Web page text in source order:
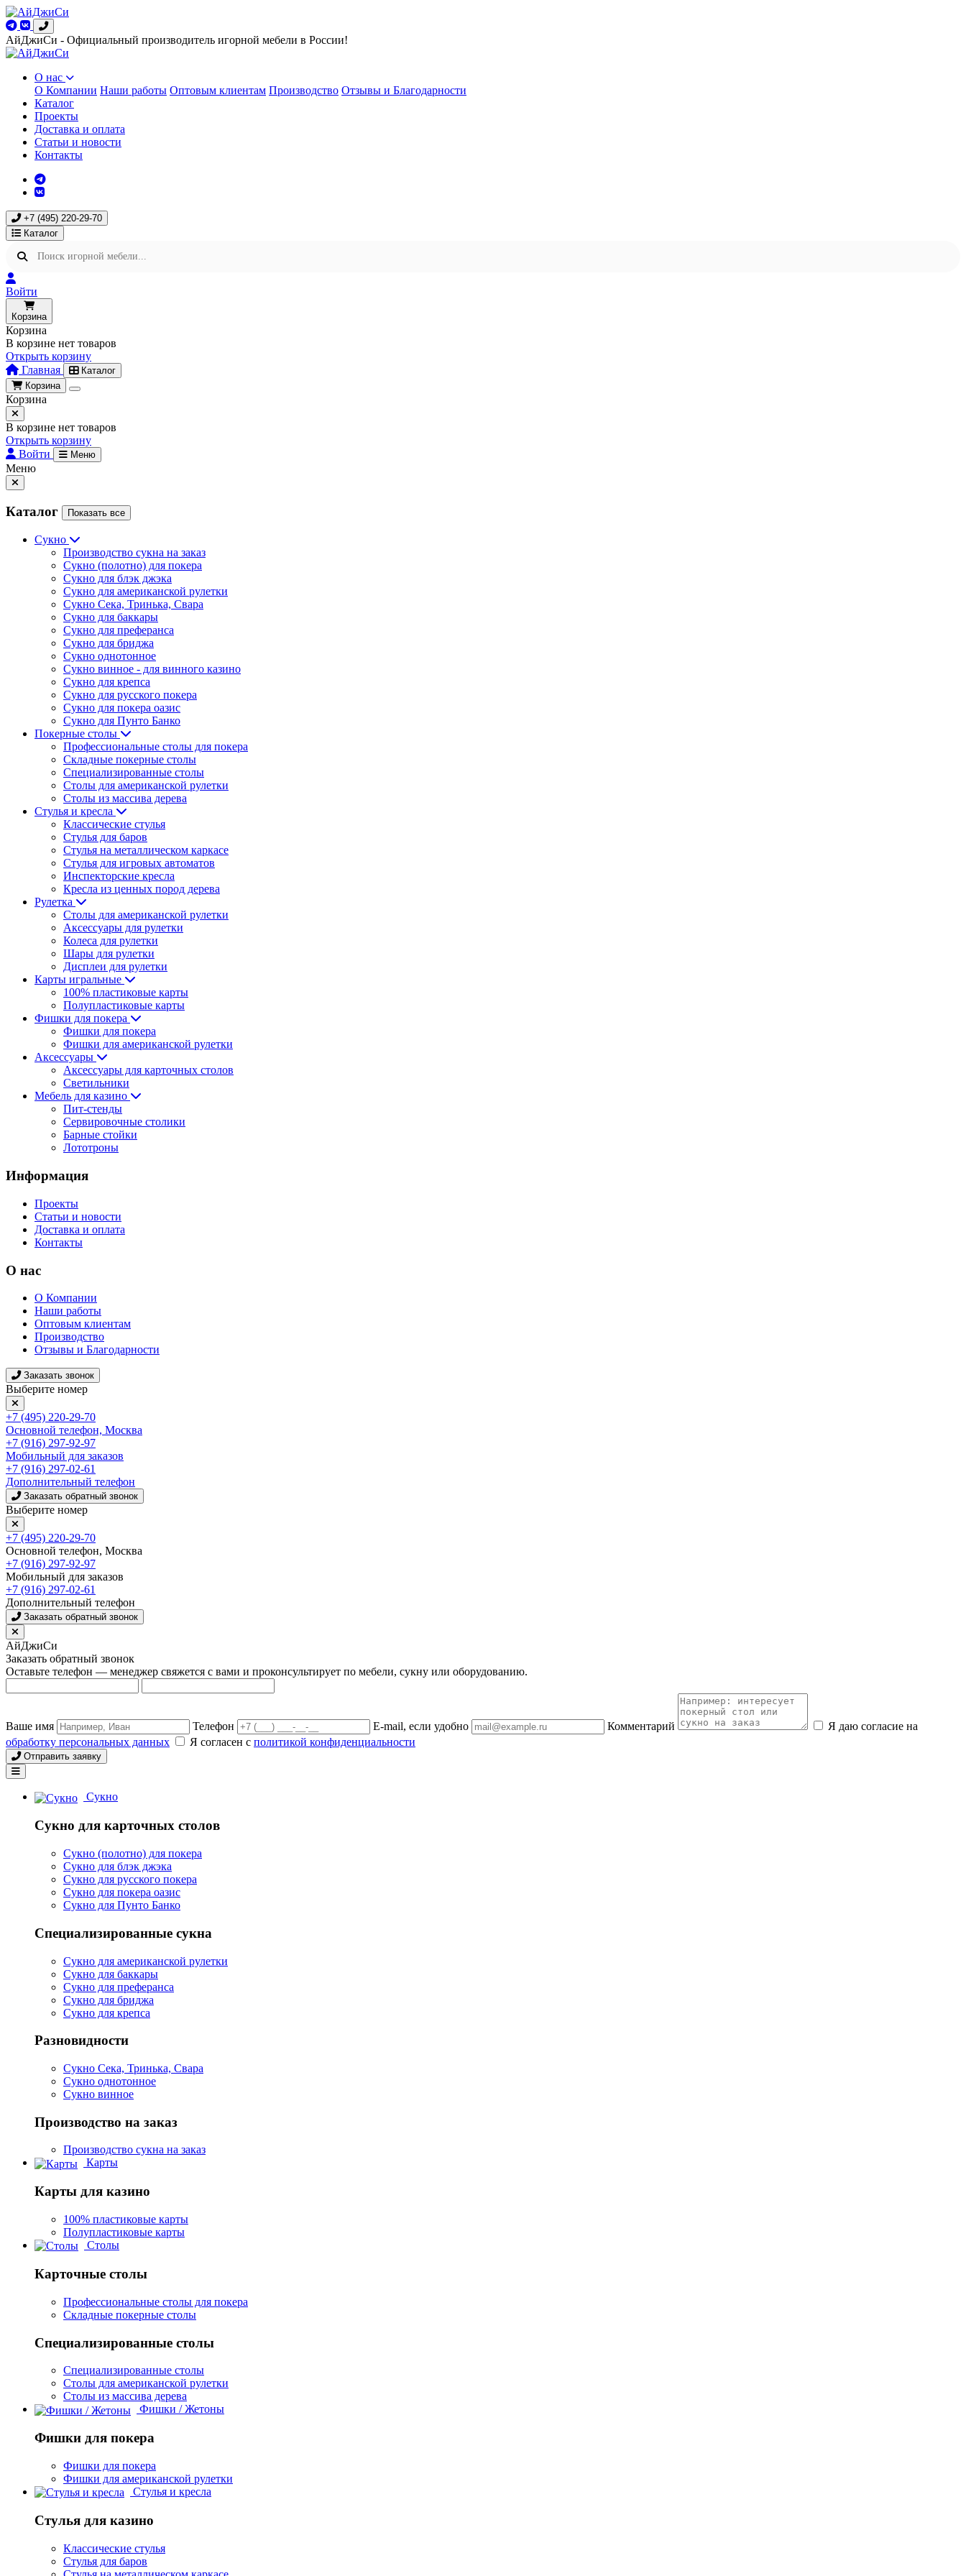
АйДжиСи - Официальный производитель игорной мебели в России!
О нас
О Компании Наши работы Оптовым клиентам Производство Отзывы и Благодарности
Каталог
Проекты
Доставка и оплата
Статьи и новости
Контакты
+7 (495) 220-29-70
Каталог
Войти
Корзина
Корзина
В корзине нет товаров
Открыть корзину
Главная
Каталог
Корзина
Корзина
В корзине нет товаров
Открыть корзину
Войти
Меню
Меню
Каталог Показать все
Сукно
Производство сукна на заказ
Сукно (полотно) для покера
Сукно для блэк джэка
Сукно для американской рулетки
Сукно Сека, Тринька, Свара
Сукно для баккары
Сукно для преферанса
Сукно для бриджа
Сукно однотонное
Сукно винное - для винного казино
Сукно для крепса
Сукно для русского покера
Сукно для покера оазис
Сукно для Пунто Банко
Покерные столы
Профессиональные столы для покера
Складные покерные столы
Специализированные столы
Столы для американской рулетки
Столы из массива дерева
Стулья и кресла
Классические стулья
Стулья для баров
Стулья на металлическом каркасе
Стулья для игровых автоматов
Инспекторские кресла
Кресла из ценных пород дерева
Рулетка
Столы для американской рулетки
Аксессуары для рулетки
Колеса для рулетки
Шары для рулетки
Дисплеи для рулетки
Карты игральные
100% пластиковые карты
Полупластиковые карты
Фишки для покера
Фишки для покера
Фишки для американской рулетки
Аксессуары
Аксессуары для карточных столов
Светильники
Мебель для казино
Пит-стенды
Сервировочные столики
Барные стойки
Лототроны
Информация
Проекты
Статьи и новости
Доставка и оплата
Контакты
О нас
О Компании
Наши работы
Оптовым клиентам
Производство
Отзывы и Благодарности
Заказать звонок
Выберите номер
+7 (495) 220-29-70
Основной телефон, Москва
+7 (916) 297-92-97
Мобильный для заказов
+7 (916) 297-02-61
Дополнительный телефон
Заказать обратный звонок
Выберите номер
+7 (495) 220-29-70
Основной телефон, Москва
+7 (916) 297-92-97
Мобильный для заказов
+7 (916) 297-02-61
Дополнительный телефон
Заказать обратный звонок
АйДжиСи
Заказать обратный звонок
Оставьте телефон — менеджер свяжется с вами и проконсультирует по мебели, сукну или оборудованию.
Ваше имя Телефон E-mail, если удобно Комментарий
Я даю согласие на
обработку персональных данных
Я согласен с политикой конфиденциальности
Отправить заявку
Сукно
Сукно для карточных столов
Сукно (полотно) для покера
Сукно для блэк джэка
Сукно для русского покера
Сукно для покера оазис
Сукно для Пунто Банко
Специализированные сукна
Сукно для американской рулетки
Сукно для баккары
Сукно для преферанса
Сукно для бриджа
Сукно для крепса
Разновидности
Сукно Сека, Тринька, Свара
Сукно однотонное
Сукно винное
Производство на заказ
Производство сукна на заказ
Карты
Карты для казино
100% пластиковые карты
Полупластиковые карты
Столы
Карточные столы
Профессиональные столы для покера
Складные покерные столы
Специализированные столы
Специализированные столы
Столы для американской рулетки
Столы из массива дерева
Фишки / Жетоны
Фишки для покера
Фишки для покера
Фишки для американской рулетки
Стулья и кресла
Стулья для казино
Классические стулья
Стулья для баров